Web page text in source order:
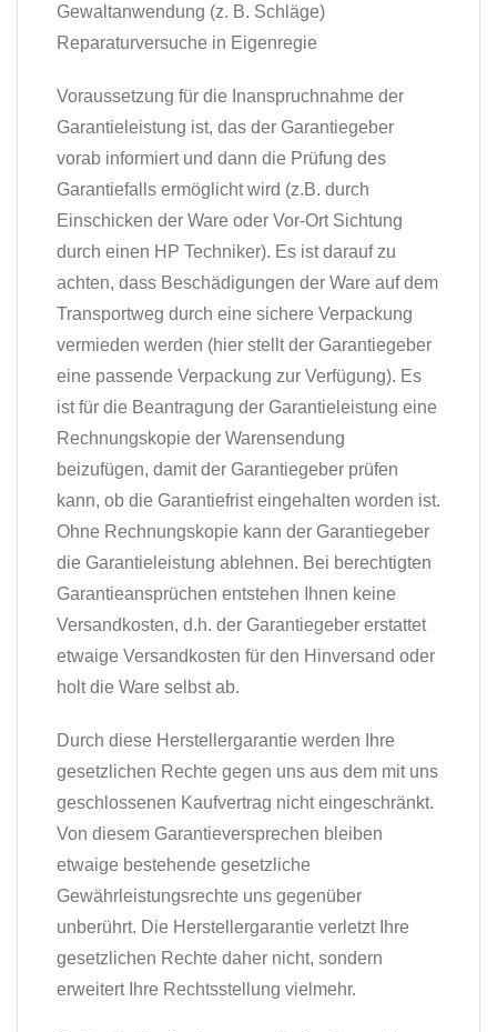
Gewaltanwendung (z. B. Schläge)
Reparaturversuche in Eigenregie
Voraussetzung für die Inanspruchnahme der
Garantieleistung ist, das der Garantiegeber
vorab informiert und dann die Prüfung des
Garantiefalls ermöglicht wird (z.B. durch
Einschicken der Ware oder Vor-Ort Sichtung
durch einen HP Techniker). Es ist darauf zu
achten, dass Beschädigungen der Ware auf dem
Transportweg durch eine sichere Verpackung
vermieden werden (hier stellt der Garantiegeber
eine passende Verpackung zur Verfügung). Es
ist für die Beantragung der Garantieleistung eine
Rechnungskopie der Warensendung
beizufügen, damit der Garantiegeber prüfen
kann, ob die Garantiefrist eingehalten worden ist.
Ohne Rechnungskopie kann der Garantiegeber
die Garantieleistung ablehnen. Bei berechtigten
Garantieansprüchen entstehen Ihnen keine
Versandkosten, d.h. der Garantiegeber erstattet
etwaige Versandkosten für den Hinversand oder
holt die Ware selbst ab.
Durch diese Herstellergarantie werden Ihre
gesetzlichen Rechte gegen uns aus dem mit uns
geschlossenen Kaufvertrag nicht eingeschränkt.
Von diesem Garantieversprechen bleiben
etwaige bestehende gesetzliche
Gewährleistungsrechte uns gegenüber
unberührt. Die Herstellergarantie verletzt Ihre
gesetzlichen Rechte daher nicht, sondern
erweitert Ihre Rechtsstellung vielmehr.